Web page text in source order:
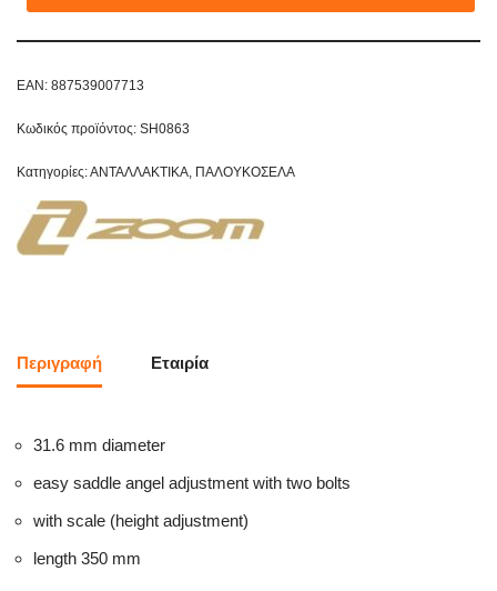
EAN: 887539007713
Κωδικός προϊόντος: SH0863
Κατηγορίες:ΑΝΤΑΛΛΑΚΤΙΚΑ, ΠΑΛΟΥΚΟΣΕΛΑ
Περιγραφή Εταιρία
31.6 mm diameter
easy saddle angel adjustment with two bolts
with scale (height adjustment)
length 350 mm